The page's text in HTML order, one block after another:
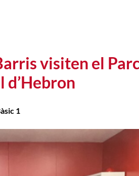
visiten el
d’Hebron
1